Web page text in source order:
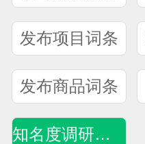
发布项目词条
发布商品词条
知名度调研问卷